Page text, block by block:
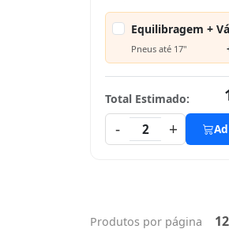
Equilibragem +
Pneus até 17"
Total Estimado:
-
2 +
Produtos por página 12